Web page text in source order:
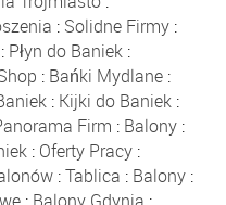
: Solidne Firmy :
: Płyn do Baniek:
: Bańki Mydlane :
: Kijki do Baniek :
Firm : Balony :
: Oferty Pracy:
:Tablica : Balony: